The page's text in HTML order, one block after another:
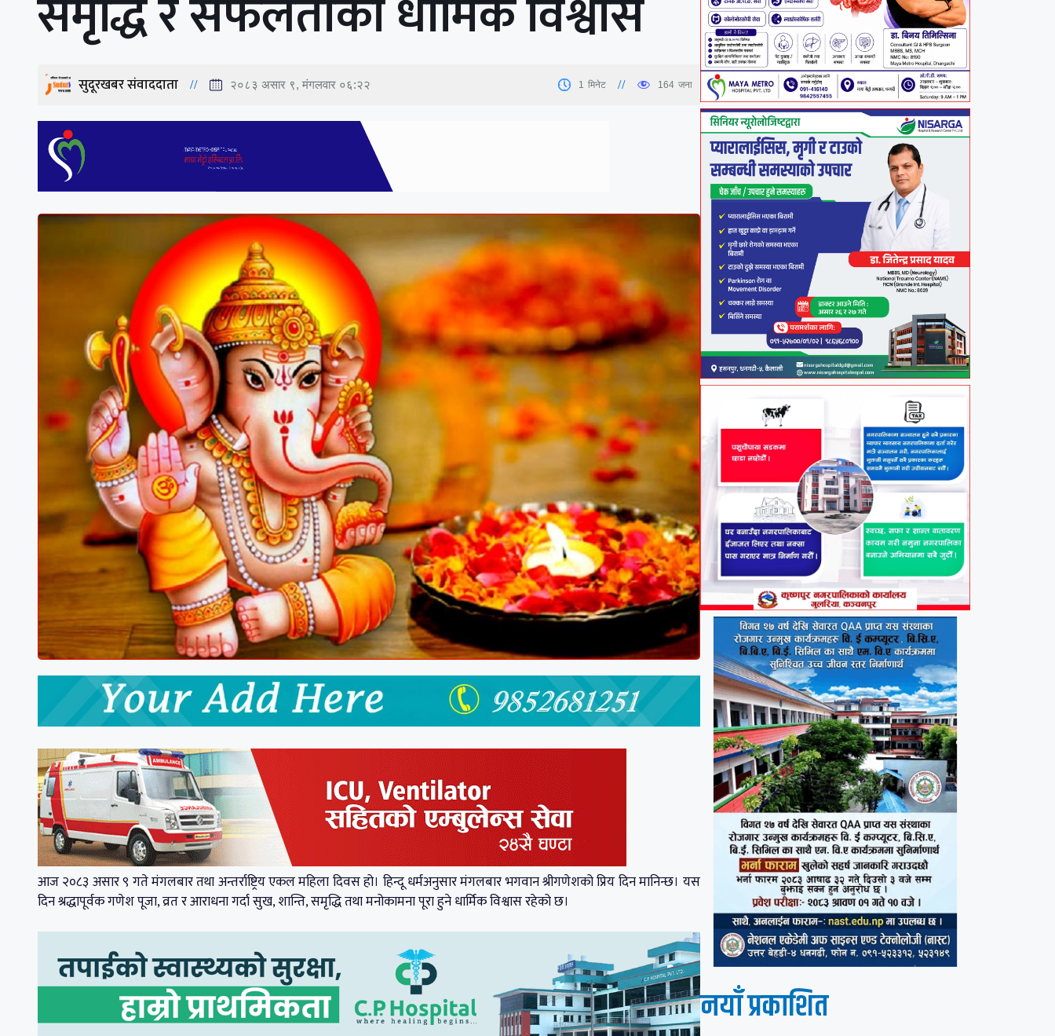
समृद्धि र सफलताको धार्मिक विश्वास
सुदूरखबर संवाददाता २०८३ असार ९, मंगलवार ०६:२२ 1 मिनेट 164 जना
आज २०८३ असार ९ गते मंगलबार तथा अन्तर्राष्ट्रिय एकल महिला दिवस हो। हिन्दू धर्मअनुसार मंगलबार भगवान श्रीगणेशको प्रिय दिन मानिन्छ। यस
दिन श्रद्धापूर्वक गणेश पूजा, व्रत र आराधना गर्दा सुख, शान्ति, समृद्धि तथा मनोकामना पूरा हुने धार्मिक विश्वास रहेको छ।
नयाँ प्रकाशित